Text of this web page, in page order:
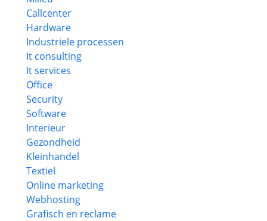
Callcenter
Hardware
Industriele processen
It consulting
It services
Office
Security
Software
Interieur
Gezondheid
Kleinhandel
Textiel
Online marketing
Webhosting
Grafisch en reclame